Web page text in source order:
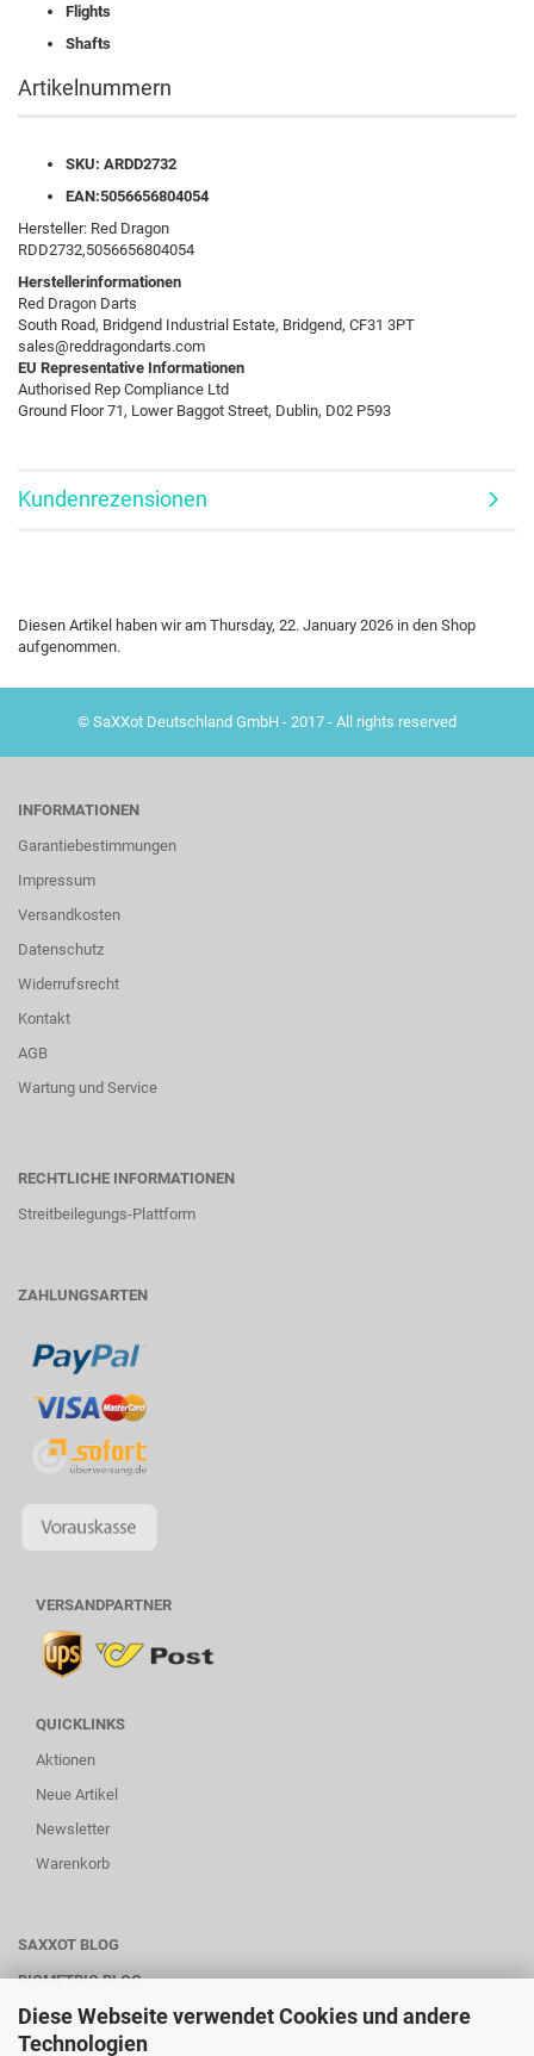
Diese Webseite verwendet Cookies und andere
Technologien
Flights
Shafts
Artikelnummern
SKU: ARDD2732
EAN:5056656804054
Hersteller: Red Dragon
RDD2732,5056656804054
Herstellerinformationen
Red Dragon Darts
South Road, Bridgend Industrial Estate, Bridgend, CF31 3PT
sales@reddragondarts.com
EU Representative Informationen
Authorised Rep Compliance Ltd
Ground Floor 71, Lower Baggot Street, Dublin, D02 P593
Kundenrezensionen
Diesen Artikel haben wir am Thursday, 22. January 2026 in den Shop
aufgenommen.
© SaXXot Deutschland GmbH - 2017 - All rights reserved
INFORMATIONEN
Garantiebestimmungen
Impressum
Versandkosten
Datenschutz
Widerrufsrecht
Kontakt
AGB
Wartung und Service
RECHTLICHE INFORMATIONEN
Streitbeilegungs-Plattform
ZAHLUNGSARTEN
VERSANDPARTNER
QUICKLINKS
Aktionen
Neue Artikel
Newsletter
Warenkorb
SAXXOT BLOG
BIOMETRIC BLOG
WARTUNG-SERVICE